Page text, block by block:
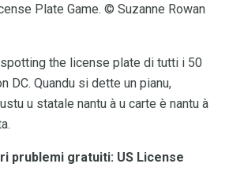
Plate Game. © Suzanne Rowan
the license plate di tutti i 50
DC. Quandu si dette un pianu,
u statale nantu à u carte è nantu à
prublemi gratuiti: US License